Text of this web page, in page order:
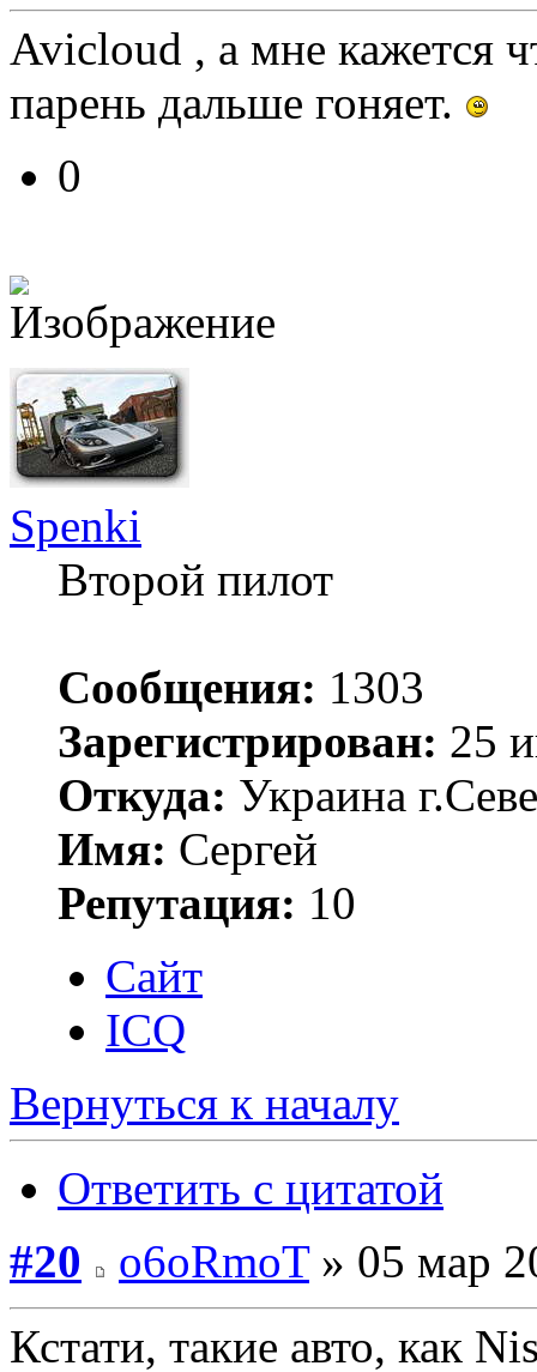
Avicloud , а мне кажется
парень дальше гоняет.
0
Spenki
Второй пилот
Сообщения: 1303
Зарегистрирован: 25
Откуда: Украина
Имя: Сергей
Репутация: 10
Сайт
ICQ
Вернуться к началу
Ответить с цитатой
#20
o6oRmoT» 05 мар
Кстати, такие авто, как